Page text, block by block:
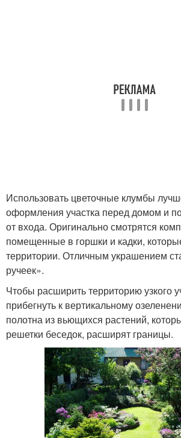
Использовать цветочные клумбы
оформления участка перед домом и
от входа. Оригинально смотрятся
помещенные в горшки и кадки,
территории. Отличным украшением
ручеек».
Чтобы расширить территорию узкого
прибегнуть к вертикальному
полотна из вьющихся растений,
решетки беседок, расширят границы.